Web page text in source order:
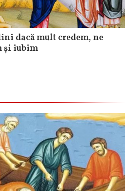
dacă mult credem, ne
și iubim